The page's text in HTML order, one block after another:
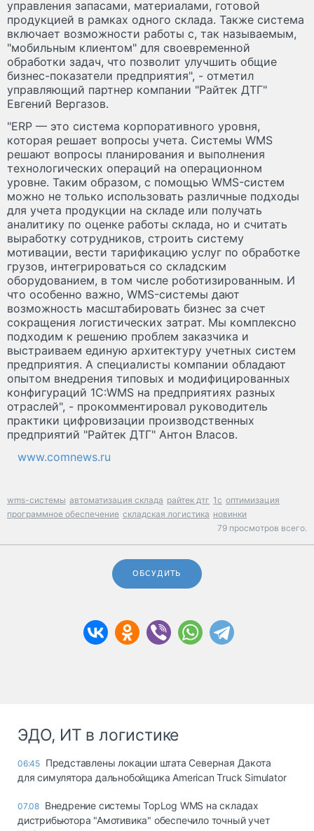
управления запасами, материалами, готовой
продукцией в рамках одного склада. Также система
включает возможности работы с, так называемым,
"мобильным клиентом" для своевременной
обработки задач, что позволит улучшить общие
бизнес-показатели предприятия", - отметил
управляющий партнер компании "Райтек ДТГ"
Евгений Вергазов.
"ERP — это система корпоративного уровня,
которая решает вопросы учета. Системы WMS
решают вопросы планирования и выполнения
технологических операций на операционном
уровне. Таким образом, с помощью WMS-систем
можно не только использовать различные подходы
для учета продукции на складе или получать
аналитику по оценке работы склада, но и считать
выработку сотрудников, строить систему
мотивации, вести тарификацию услуг по обработке
грузов, интегрироваться со складским
оборудованием, в том числе роботизированным. И
что особенно важно, WMS-системы дают
возможность масштабировать бизнес за счет
сокращения логистических затрат. Мы комплексно
подходим к решению проблем заказчика и
выстраиваем единую архитектуру учетных систем
предприятия. А специалисты компании обладают
опытом внедрения типовых и модифицированных
конфигураций 1С:WMS на предприятиях разных
отраслей", - прокомментировал руководитель
практики цифровизации производственных
предприятий "Райтек ДТГ" Антон Власов.
www.comnews.ru
wms-системы автоматизация склада райтек дтг 1с оптимизация
программное обеспечение складская логистика новинки
79 просмотров всего.
ОБСУДИТЬ
ЭДО, ИТ в логистике
06:45 Представлены локации штата Северная Дакота
для симулятора дальнобойщика American Truck Simulator
07.08 Внедрение системы TopLog WMS на складах
дистрибьютора "Амотивика" обеспечило точный учет